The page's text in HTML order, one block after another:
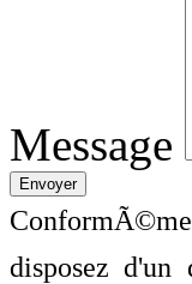
Message
disposez